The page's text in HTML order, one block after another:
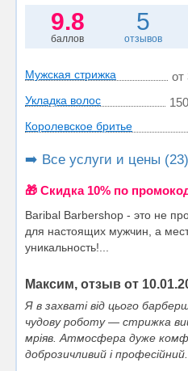
9.8
баллов
5
отзывов
Мужская стрижка от
Укладка волос
Королевское бритье
➡️ Все услуги и цены (23)
🎁 Cкидка 10% по
Baribal Barbershop - это не
для настоящих мужчин, а
уникальность!...
Максим, отзыв от
Я в захваті від цього
чудову роботу — стрижка
мріяв. Атмосфера дуже
доброзичливий і